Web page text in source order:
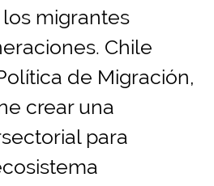
migrantes
Chile
de Migración,
crear una
para